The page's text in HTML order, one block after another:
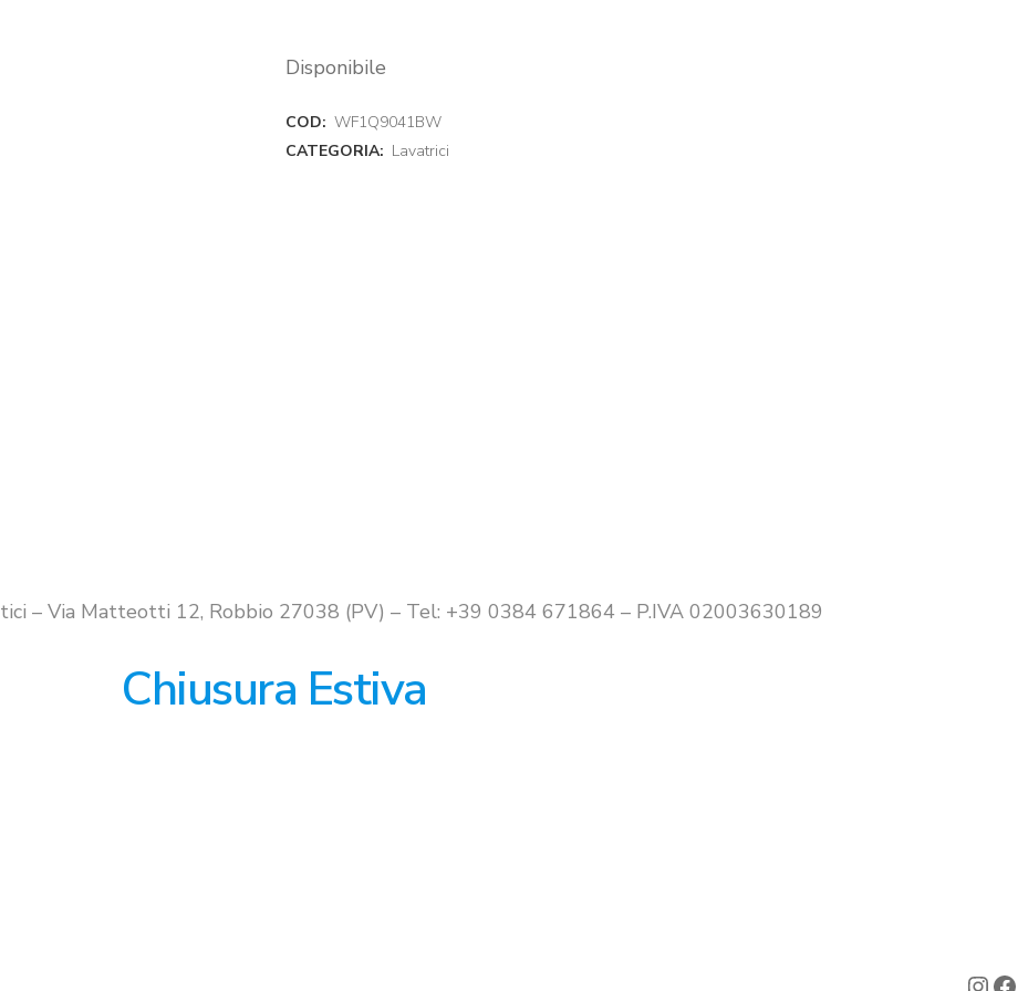
Disponibile
COD: WF1Q9041BW
CATEGORIA: Lavatrici
– Via Matteotti 12, Robbio 27038 (PV) – Tel: +39 0384 671864 – P.IVA 02003630189
Chiusura Estiva